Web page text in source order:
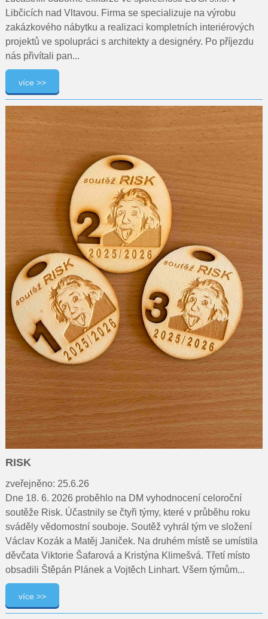
Libčicích nad Vltavou. Firma se specializuje na výrobu
zakázkového nábytku a realizaci kompletních interiérových
projektů ve spolupráci s architekty a designéry. Po příjezdu
nás přivítali pan...
více >>
RISK
zveřejněno: 25.6.26
Dne 18. 6. 2026 proběhlo na DM vyhodnocení celoroční
soutěže Risk. Účastnily se čtyři týmy, které v průběhu roku
sváděly vědomostní souboje. Soutěž vyhrál tým ve složení
Václav Kozák a Matěj Janiček. Na druhém místě se umístila
děvčata Viktorie Šafarová a Kristýna Klimešvá. Třetí místo
obsadili Štěpán Plánek a Vojtěch Linhart. Všem týmům...
více >>